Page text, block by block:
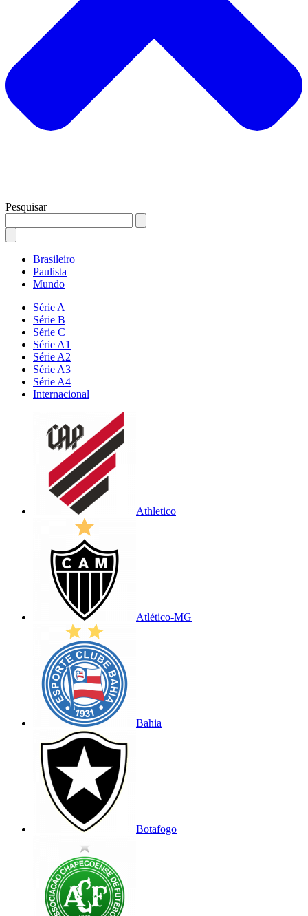
Pesquisar
Brasileiro
Paulista
Mundo
Série A
Série B
Série C
Série A1
Série A2
Série A3
Série A4
Internacional
Athletico
Atlético-MG
Bahia
Botafogo